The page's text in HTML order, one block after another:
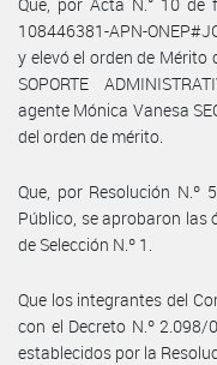
108446381-APN-
y elevó el orden de Mérito
SOPORTE
agente Mónica Vanesa
del orden de mérito.
Que, por Resolución N.º
Público, se aprobaron las
de Selección N.º 1.
Que los integrantes del
con el Decreto N.º
establecidos por la